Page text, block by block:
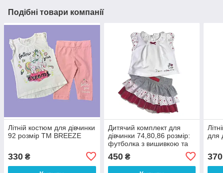
Подібні товари компанії
Літній костюм для дівчинки
92 розмір ТМ BREEZE
330 ₴
Дитячий комплект для
дівчинки 74,80,86 розмір:
футболка з вишивкою та
фатином, 100% бавовна
450₴
для
370